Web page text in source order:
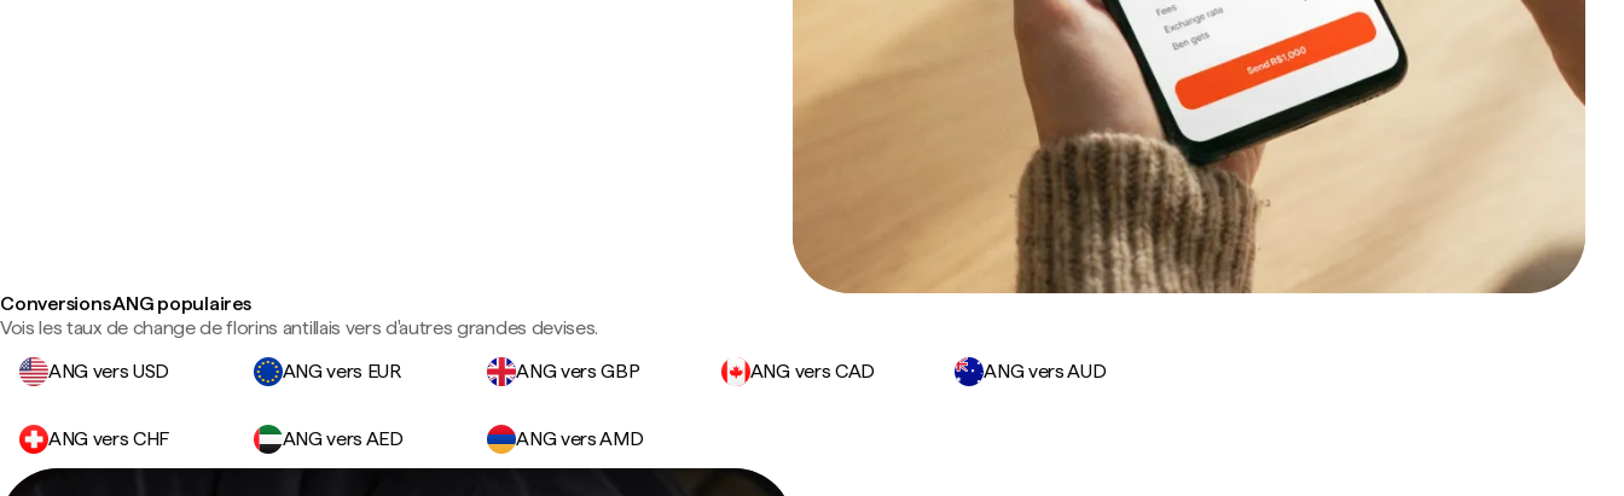
Conversions ANG populaires
Vois les taux de change de florins antillais vers d'autres grandes devises.
ANG vers USD
ANG vers EUR ANG vers GBP ANG vers CAD ANG vers AUD
ANG vers CHF ANG vers AED ANG vers AMD